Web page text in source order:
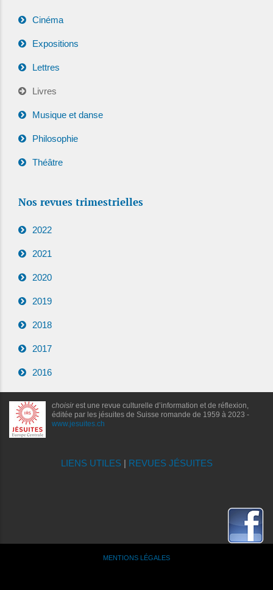
Cinéma
Expositions
Lettres
Livres
Musique et danse
Philosophie
Théâtre
Nos revues trimestrielles
2022
2021
2020
2019
2018
2017
2016
choisirest une revue culturelle d’information et de réflexion,
éditée par les jésuites de Suisse romande de 1959 à 2023 -
www.jesuites.ch
LIENS UTILES| REVUES JÉSUITES
MENTIONS LÉGALES